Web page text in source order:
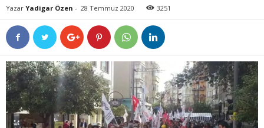
Yazar Yadigar Özen - 28 Temmuz 2020 3251